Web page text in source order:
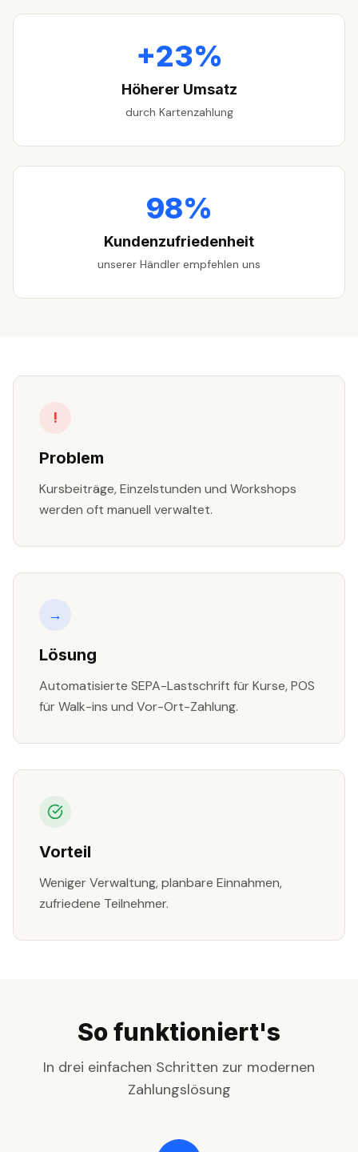
+23%
Höherer Umsatz
durch Kartenzahlung
98%
Kundenzufriedenheit
unserer Händler empfehlen uns
!
Problem
Kursbeiträge, Einzelstunden und Workshops
werden oft manuell verwaltet.
→
Lösung
Automatisierte SEPA-Lastschrift für Kurse, POS
für Walk-ins und Vor-Ort-Zahlung.
Vorteil
Weniger Verwaltung, planbare Einnahmen,
zufriedene Teilnehmer.
So funktioniert's
In drei einfachen Schritten zur modernen
Zahlungslösung